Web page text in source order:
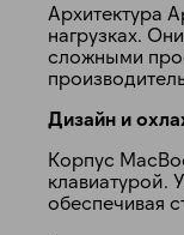
Архитектура
нагрузках.
сложными
Дизайн и
Корпус
клавиатурой.
обеспечивая